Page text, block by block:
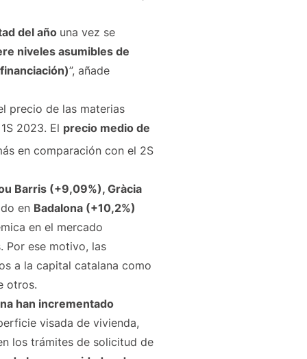
del año una vez se
niveles asumibles de
”, añade
precio de las materias
2023. El precio medio de
en comparación con el 2S
Barris (+9,09%), Gràcia
en Badalona (+10,2%)
en el mercado
Por ese motivo, las
a la capital catalana como
otros.
han incrementado
visada de vivienda,
los trámites de solicitud de